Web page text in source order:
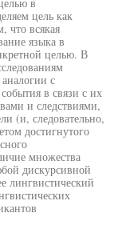
цель как
что всякая
языка в
целью. В
с
в связи с их
и следствиями,
(и, следовательно,
достигнутого
множества
дискурсивной
лингвистический